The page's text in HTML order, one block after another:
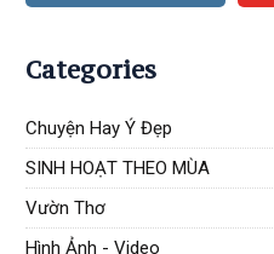
Categories
Chuyện Hay Ý Đẹp
SINH HOẠT THEO MÙA
Vườn Thơ
Hình Ảnh - Video